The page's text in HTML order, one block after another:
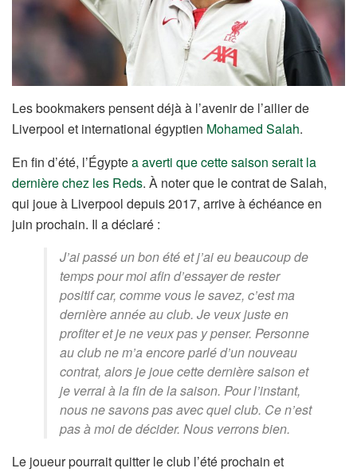
Les bookmakers pensent déjà à l’avenir de l’ailier de
Liverpool et international égyptien Mohamed Salah.
En fin d’été, l’Égyptea averti que cette saison serait la
dernière chez les Reds. À noter que le contrat de Salah,
qui joue à Liverpool depuis 2017, arrive à échéance en
juin prochain. Il a déclaré :
J’ai passé un bon été et j’ai eu beaucoup de
temps pour moi afin d’essayer de rester
positif car, comme vous le savez, c’est ma
dernière année au club. Je veux juste en
profiter et je ne veux pas y penser. Personne
au club ne m’a encore parlé d’un nouveau
contrat, alors je joue cette dernière saison et
je verrai à la fin de la saison. Pour l’instant,
nous ne savons pas avec quel club. Ce n’est
pas à moi de décider. Nous verrons bien.
Le joueur pourrait quitter le club l’été prochain et